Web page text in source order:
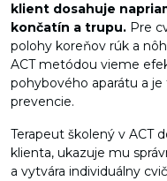
klient dosahuje
končatín a trupu. Pre
polohy koreňov rúk a
ACT metódou vieme
pohybového aparátu a
prevencie.
Terapeut školený v ACT
klienta, ukazuje mu
a vytvára individuálny